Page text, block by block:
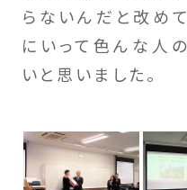
らないんだと改め
にいって色んな人
いと思いました。